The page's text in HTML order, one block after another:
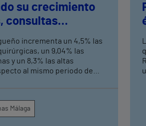
su crecimiento
consultas
incrementa un 4,5% las
un 9,04% las
y un 8,3% las altas
al mismo periodo de
140% las intervenciones
y un 7% las consultas
Málaga